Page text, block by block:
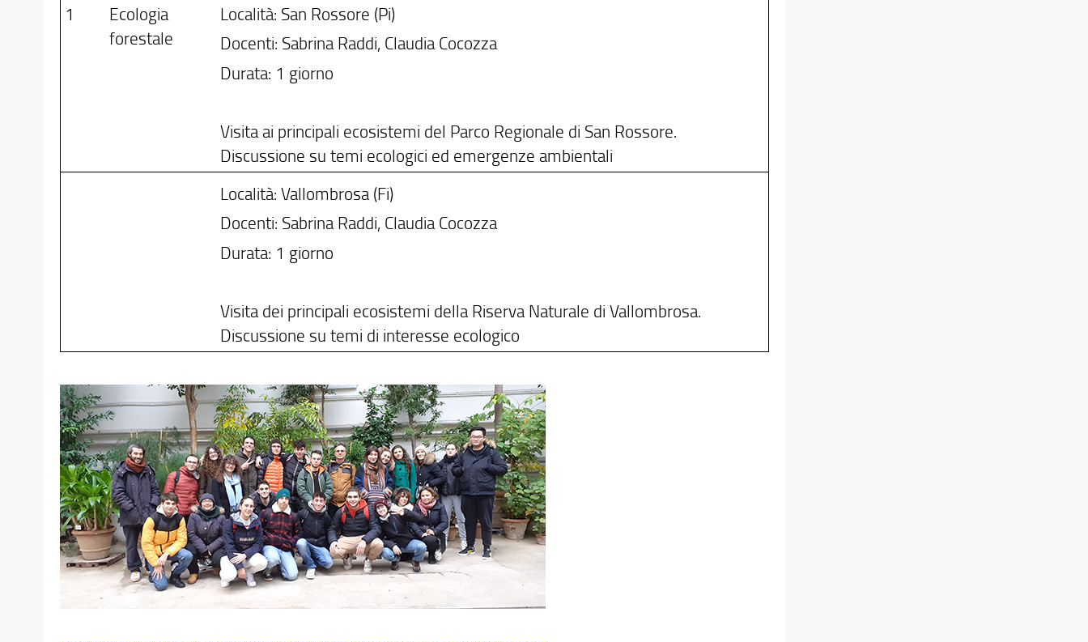
1
Ecologia
forestale
Località: San Rossore (Pi)
Docenti: Sabrina Raddi, Claudia Cocozza
Durata: 1 giorno
Visita ai principali ecosistemi del Parco Regionale di San Rossore.
Discussione su temi ecologici ed emergenze ambientali
Località: Vallombrosa (Fi)
Docenti: Sabrina Raddi, Claudia Cocozza
Durata: 1 giorno
Visita dei principali ecosistemi della Riserva Naturale di Vallombrosa.
Discussione su temi di interesse ecologico